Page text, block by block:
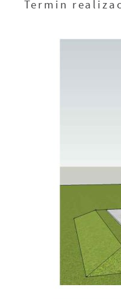
Termin